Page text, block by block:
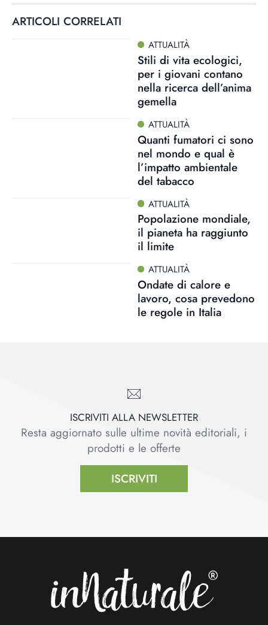
ARTICOLI CORRELATI
ATTUALITÀ
Stili di vita ecologici,
per i giovani contano
nella ricerca dell’anima
gemella
ATTUALITÀ
Quanti fumatori ci sono
nel mondo e qual è
l’impatto ambientale
del tabacco
ATTUALITÀ
Popolazione mondiale,
il pianeta ha raggiunto
il limite
ATTUALITÀ
Ondate di calore e
lavoro, cosa prevedono
le regole in Italia
ISCRIVITI ALLA NEWSLETTER
Resta aggiornato sulle ultime novità editoriali, i
prodotti e le offerte
ISCRIVITI